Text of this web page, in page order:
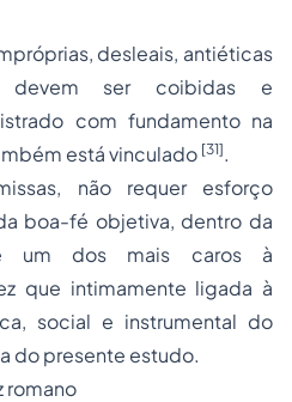
desleais, antiéticas
devem ser coibidas e
com fundamento na
está vinculado [31].
não requer esforço
boa-fé objetiva, dentro da
um dos mais caros à
que intimamente ligada à
social e instrumental do
do presente estudo.
romano